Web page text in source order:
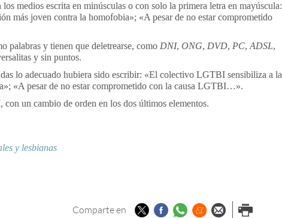
medios escrita en minúsculas o con solo la primera letra en mayúscula:
más joven contra la homofobia»; «A pesar de no estar comprometido
palabras y tienen que deletrearse, como DNI, ONG, DVD, PC, ADSL,
y sin puntos.
lo adecuado hubiera sido escribir: «El colectivo LGTBI sensibiliza a la
«A pesar de no estar comprometido con la causa LGTBI…».
un cambio de orden en los dos últimos elementos.
y lesbianas
Comparte en TwitterFacebook
Whatsapp
Menéame
Enviar porImprimir